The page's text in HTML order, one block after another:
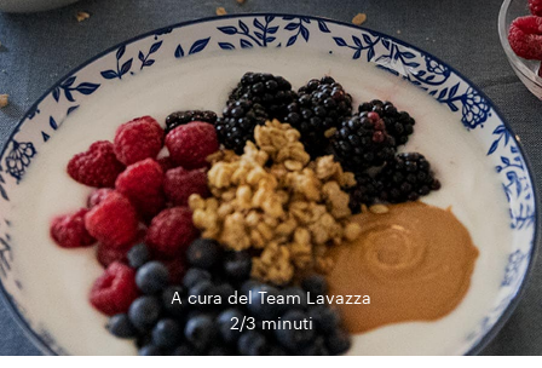
A cura del Team Lavazza
2/3 minuti